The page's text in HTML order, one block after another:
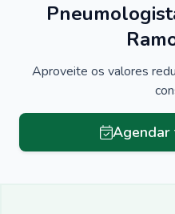
Aproveite os valores